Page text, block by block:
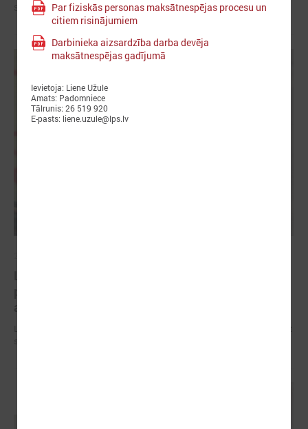
Sumināti Latvijas labākie tirgotāji
Par fiziskās personas maksātnespējas procesu un
citiem risinājumiem
Darbinieka aizsardzība darba devēja
maksātnespējas gadījumā
Ievietoja: Liene Užule
Amats: Padomniece
Tālrunis: 26 519 920
E-pasts: liene.uzule@lps.lv